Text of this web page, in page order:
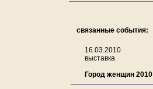
связанные события:
16.03.2010
выставка
Город женщин 2010